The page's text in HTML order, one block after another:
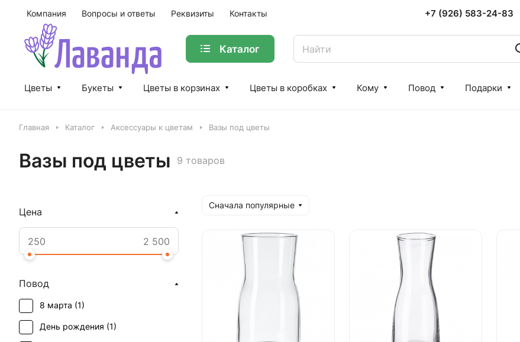
Компания Вопросы и ответы Реквизиты Контакты +7 (926) 583-24-83
Каталог
Цветы Букеты Цветы в корзинах Цветы в коробках Кому Повод Подарки
Главная Каталог Аксессуары к цветам Вазы под цветы
Вазы под цветы 9 товаров
Сначала популярные
Цена
Повод
8 марта (1)
День рождения (1)